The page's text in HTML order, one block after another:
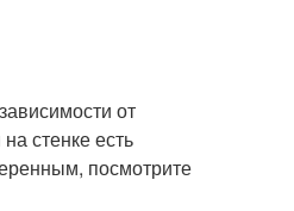
от
стенке есть
посмотрите